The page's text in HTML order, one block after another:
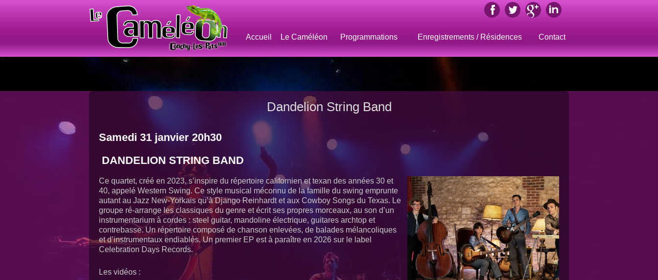
Accueil Le Caméléon Programmations Enregistrements / Résidences Contact
Dandelion String Band
Samedi 31 janvier 20h30
DANDELION STRING BAND
Ce quartet, créé en 2023, s’inspire du répertoire californien et texan des années 30 et
40, appelé Western Swing. Ce style musical méconnu de la famille du swing emprunte
autant au Jazz New-Yorkais qu’à Django Reinhardt et aux Cowboy Songs du Texas. Le
groupe ré-arrange les classiques du genre et écrit ses propres morceaux, au son d’un
instrumentarium à cordes : steel guitar, mandoline électrique, guitares archtop et
contrebasse. Un répertoire composé de chanson enlevées, de balades mélancoliques
et d’instrumentaux endiablés. Un premier EP est à paraître en 2026 sur le label
Celebration Days Records.
Les vidéos :